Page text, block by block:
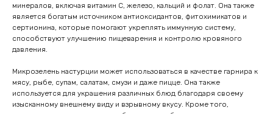
минералов, включая витамин C, железо, кальций и фолат. Она также
является богатым источником антиоксидантов, фитохимикатов и
сертионина, которые помогают укреплять иммунную систему,
способствуют улучшению пищеварения и контролю кровяного
давления.
Микрозелень настурции может использоваться в качестве гарнира к
мясу, рыбе, супам, салатам, смузи и даже пицце. Она также
используется для украшения различных блюд благодаря своему
изысканному внешнему виду и взрывному вкусу. Кроме того,